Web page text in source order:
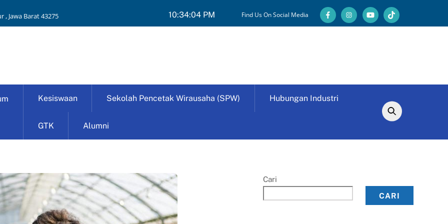
, Jawa Barat 43275 10:34:05 PM Find Us On Social Media
Kesiswaan Sekolah Pencetak Wirausaha (SPW) Hubungan Industri
GTK Alumni
Cari
CARI